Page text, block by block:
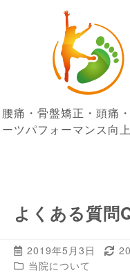
腰痛・骨盤矯正・頭痛
ーツパフォーマンス向
よくある質問
2019年5月3日
当院について